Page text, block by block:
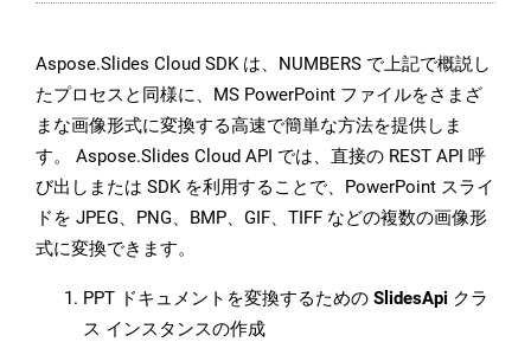
Aspose.Slides Cloud SDK は、NUMBERS で上記で概説し
たプロセスと同様に、MS PowerPoint ファイルをさまざ
まな画像形式に変換する高速で簡単な方法を提供しま
す。 Aspose.Slides Cloud API では、直接の REST API 呼
び出しまたは SDK を利用することで、PowerPoint スライ
ドを JPEG、PNG、BMP、GIF、TIFF などの複数の画像形
式に変換できます。
PPT ドキュメントを変換するための SlidesApi クラ
ス インスタンスの作成